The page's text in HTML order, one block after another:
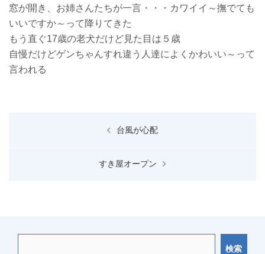
窓が開き、お姉さんたちが一言・・・カワイイ～撫でても
いいですか～って降りてきた
もう直ぐ17歳の老犬だけど見た目は５歳
自慢だけどゲンちゃんすれ違う人達によくかわいい～って
言われる
ョ
台風が心配
すき屋オープン
検索